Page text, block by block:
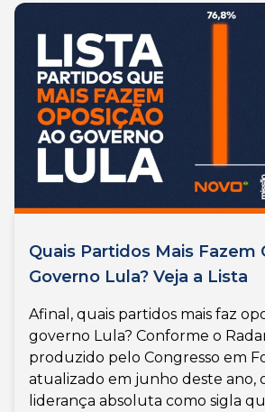
Quais Partidos Mais Fazem
Governo Lula? Veja a Lista
Afinal, quais partidos mais faz
governo Lula? Conforme o
produzido pelo Congresso em
atualizado em junho deste ano,
liderança absoluta como sigla